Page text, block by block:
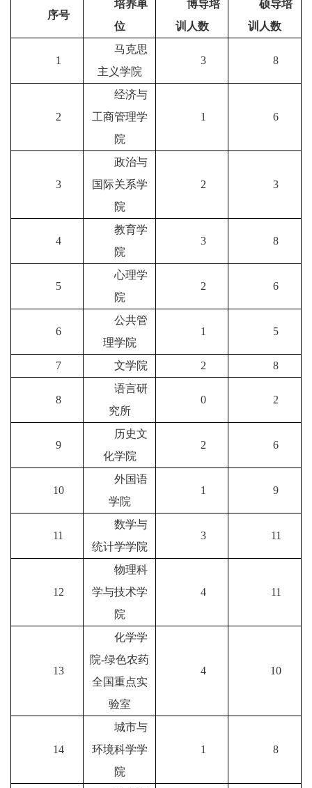
序号
培养单
位
博导培
训 人数
硕导培
训 人数
1
马克思
主义学院
3 8
2
经济与
工商管理学
院
1 6
3
政治与
国际关系学
院
2 3
4
教育学
院
3 8
5
心理学
院
2 6
6
公共管
理学院
1 5
7 文学院 2 8
8
语言研
究所
0 2
9
历史文
化学院
2 6
10
外国语
学院
1 9
11
数学与
统计学学院
3 11
12
物理科
学与技术学
院
4 11
13
化学学
院-绿色农药
全国重点实
验室
4 10
14
城市与
环境科学学
院
1 8